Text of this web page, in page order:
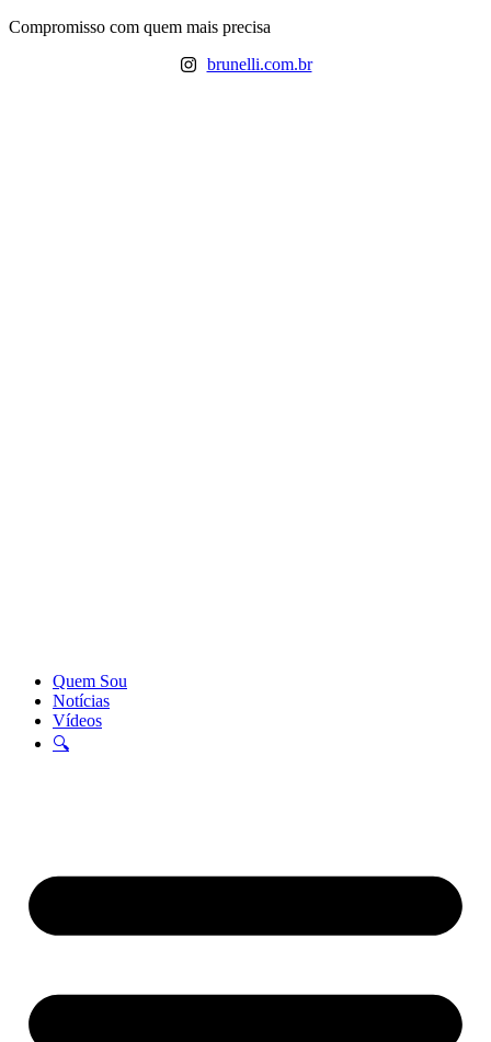
Ir
Compromisso com quem mais precisa
brunelli.com.br
Quem Sou
Notícias
Vídeos
🔍